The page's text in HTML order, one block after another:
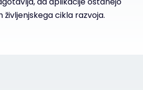
cikla razvoja.